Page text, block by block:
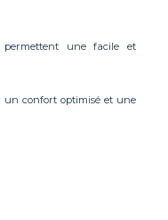
une facile et
un confort optimisé et une